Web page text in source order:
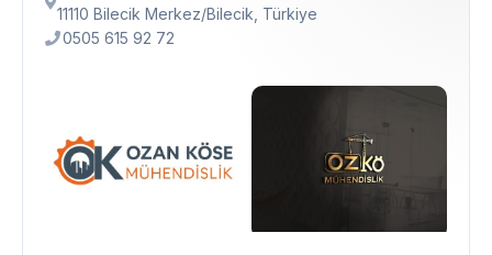
11110 Bilecik Merkez/Bilecik, Türkiye
0505 615 92 72